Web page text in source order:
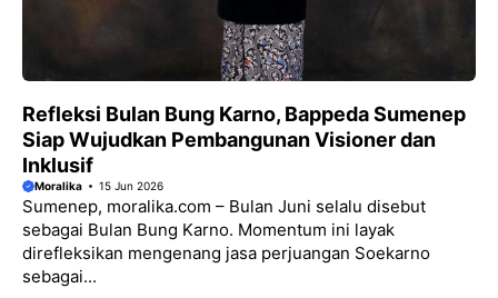
Refleksi Bulan Bung Karno, Bappeda Sumenep
Siap Wujudkan Pembangunan Visioner dan
Inklusif
Moralika 15 Jun 2026
Sumenep, moralika.com – Bulan Juni selalu disebut
sebagai Bulan Bung Karno. Momentum ini layak
direfleksikan mengenang jasa perjuangan Soekarno
sebagai...